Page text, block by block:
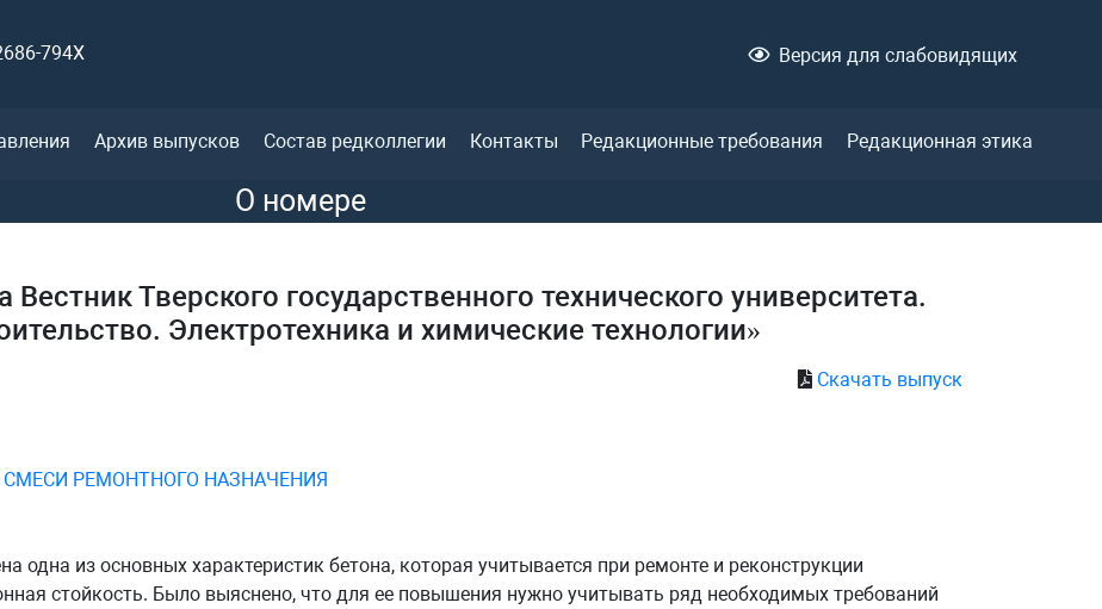
794X Версия для слабовидящих
Архив выпусков Состав редколлегии Контакты Редакционные требования Редакционная этика
О номере
Тверского государственного технического университета.
Электротехника и химические технологии»
Скачать выпуск
РЕМОНТНОГО НАЗНАЧЕНИЯ
одна из основных характеристик бетона, которая учитывается при ремонте и реконструкции
стойкость. Было выяснено, что для ее повышения нужно учитывать ряд необходимых требований